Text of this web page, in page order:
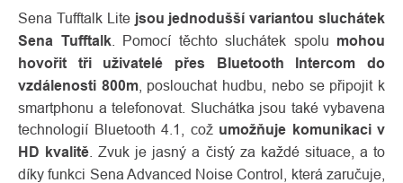
Sena Tufftalk Lite jsou jednodušší variantou sluchátek
Sena Tufftalk. Pomocí těchto sluchátek spolu mohou
hovořit tři uživatelé přes Bluetooth Intercom do
vzdálenosti 800m, poslouchat hudbu, nebo se připojit k
smartphonu a telefonovat. Sluchátka jsou také vybavena
technologií Bluetooth 4.1, což umožňuje komunikaci v
HD kvalitě . Zvuk je jasný a čistý za každé situace, a to
díky funkci Sena Advanced Noise Control, která zaručuje,